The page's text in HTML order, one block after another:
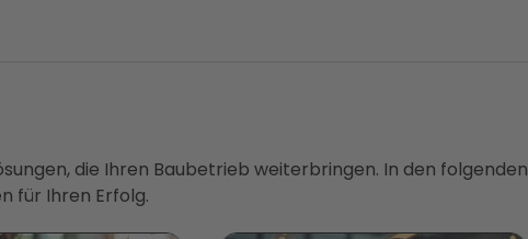
die Ihren Baubetrieb weiterbringen. In den folgenden
für Ihren Erfolg.